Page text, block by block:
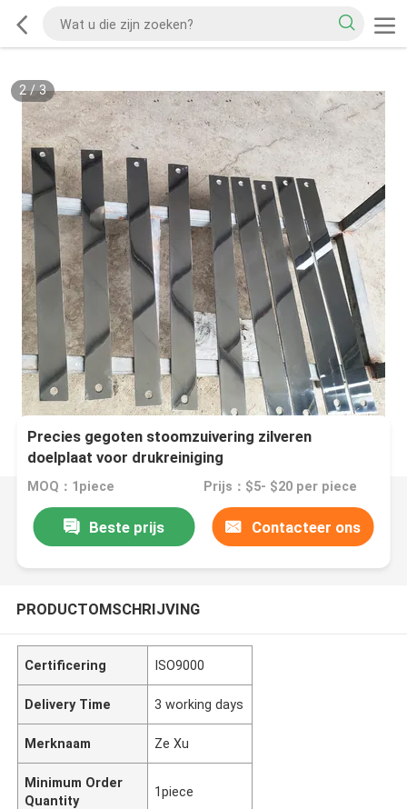
2/3
Precies gegoten stoomzuivering zilveren
doelplaat voor drukreiniging
MOQ：1piece Prijs：$5- $20 per piece
Beste prijs Contacteer ons
PRODUCTOMSCHRIJVING
Certificering ISO9000
Delivery Time 3 working days
Merknaam Ze Xu
Minimum Order
Quantity
1piece